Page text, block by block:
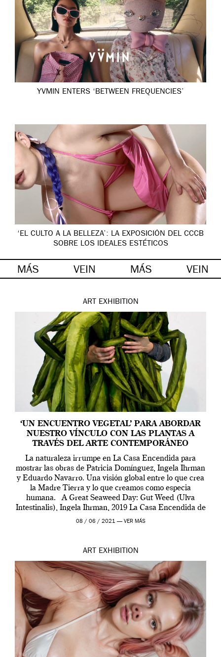
YVMIN ENTERS ‘BETWEEN FREQUENCIES’
‘EL CULTO A LA BELLEZA’: LA EXPOSICIÓN DEL CCCB
SOBRE LOS IDEALES ESTÉTICOS
MÁS VEIN MÁS VEIN
ART EXHIBITION
‘UN ENCUENTRO VEGETAL’ PARA ABORDAR
NUESTRO VÍNCULO CON LAS PLANTAS A
TRAVÉS DEL ARTE CONTEMPORÁNEO
La naturaleza irrumpe en La Casa Encendida para
mostrar las obras de Patricia Domínguez, Ingela Ihrman
y Eduardo Navarro. Una visión global entre lo que crea
la Madre Tierra y lo que creamos como especia
humana. A Great Seaweed Day: Gut Weed (Ulva
Intestinalis), Ingela Ihrman, 2019 La Casa Encendida de
Madrid y la Wellcome […]
08 / 06 / 2021 — VER MÁS
ART EXHIBITION